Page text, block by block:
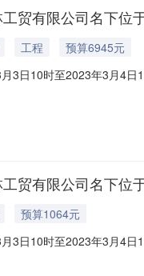
贸有限公司名下
工程
预算6945元
3日10时至2023年3月4
告中部分房产。详情请
贸有限公司名下
预算1064元
3日10时至2023年3月4